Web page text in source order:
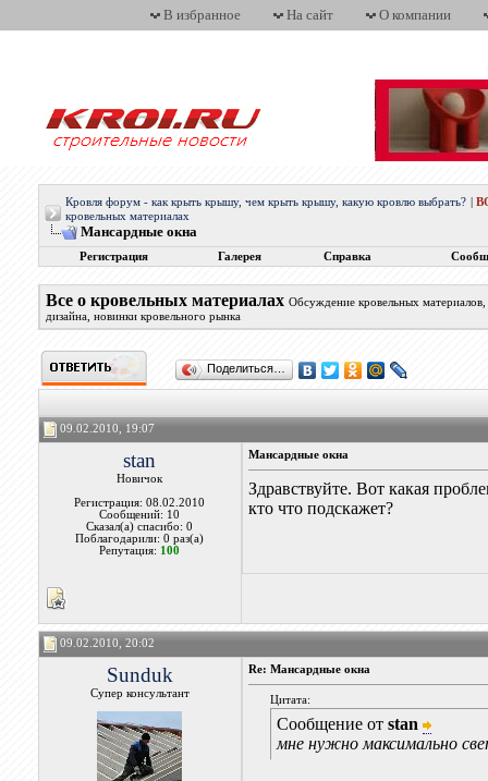
В избранное На сайт О компании
Кровля форум - как крыть крышу, чем крыть крышу, какую кровлю выбрать?
кровельных материалах
Мансардные окна
Регистрация Галерея Справка
Все о кровельных материалах Обсуждение кровельных
дизайна, новинки кровельного рынка
Поделиться…
09.02.2010, 19:07
stan
Новичок
Регистрация: 08.02.2010
Сообщений: 10
Сказал(а) спасибо: 0
Поблагодарили: 0 раз(а)
Репутация: 100
Мансардные окна
Здравствуйте. Вот какая
кто что подскажет?
09.02.2010, 20:02
Sunduk
Супер консультант
Re: Мансардные окна
Цитата:
Сообщение от stan
мне нужно максимально